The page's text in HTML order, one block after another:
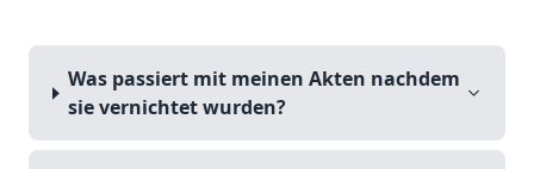
Was passiert mit meinen Akten nachdem
sie vernichtet wurden?